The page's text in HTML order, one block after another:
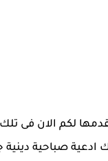
لكم الان فى
صباحية دينية